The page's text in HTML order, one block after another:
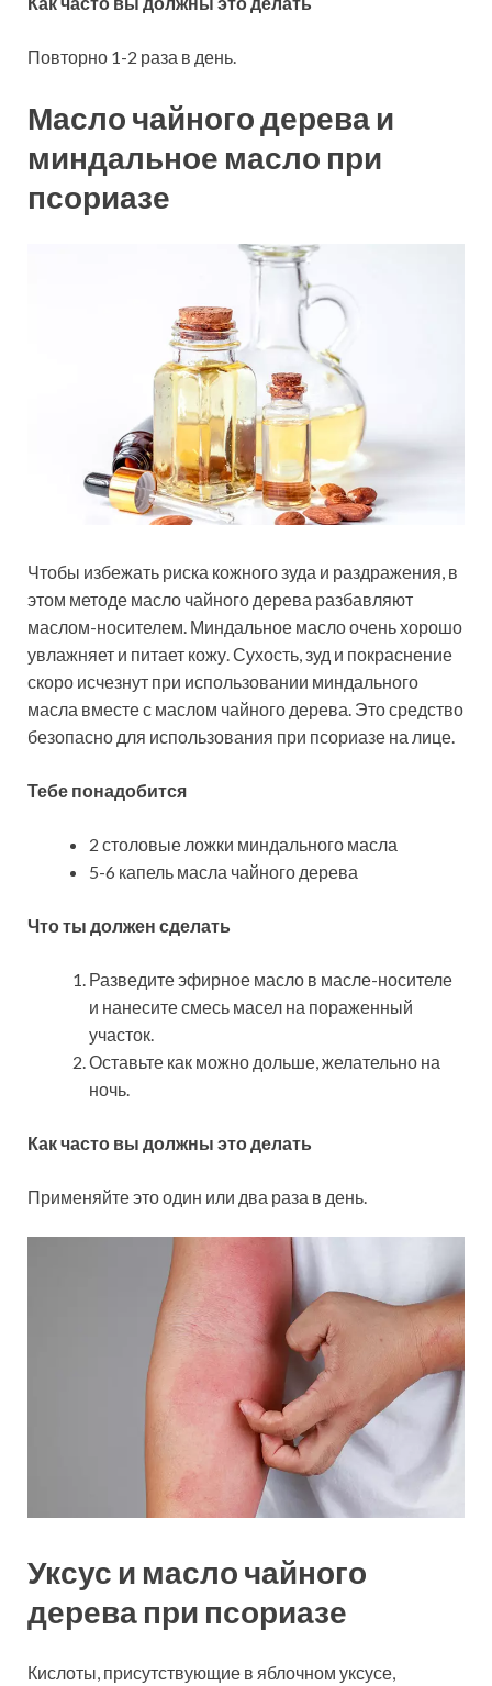
Повторно 1-2 раза в день.
Масло чайного дерева и
миндальное масло при
псориазе
Чтобы избежать риска кожного зуда и раздражения, в
этом методе масло чайного дерева разбавляют
маслом-носителем. Миндальное масло очень хорошо
увлажняет и питает кожу. Сухость, зуд и покраснение
скоро исчезнут при использовании миндального
масла вместе с маслом чайного дерева. Это средство
безопасно для использования при псориазе на лице.
Тебе понадобится
2 столовые ложки миндального масла
5-6 капель масла чайного дерева
Что ты должен сделать
Разведите эфирное масло в масле-носителе
и нанесите смесь масел на пораженный
участок.
Оставьте как можно дольше, желательно на
ночь.
Как часто вы должны это делать
Применяйте это один или два раза в день.
Уксус и масло чайного
дерева при псориазе
Кислоты, присутствующие в яблочном уксусе,